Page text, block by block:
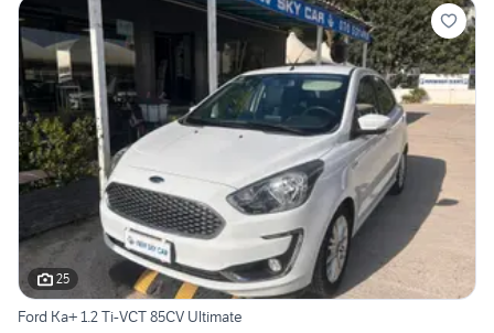
25
Ford Ka+ 1.2 Ti-VCT 85CV Ultimate